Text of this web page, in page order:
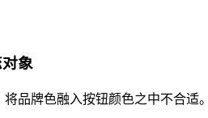
象
品牌色融入按钮颜色之中不合适